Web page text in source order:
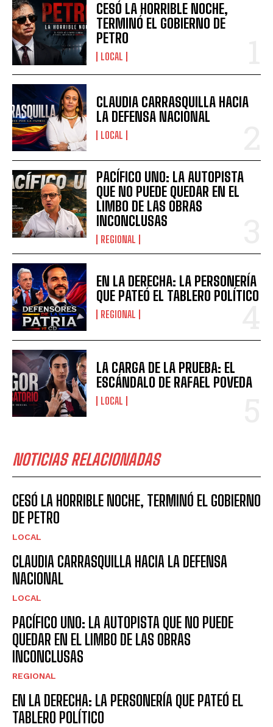
CESÓ LA HORRIBLE NOCHE,
TERMINÓ EL GOBIERNO DE
PETRO
LOCAL
CLAUDIA CARRASQUILLA HACIA
LA DEFENSA NACIONAL
LOCAL
PACÍFICO UNO: LA AUTOPISTA
QUE NO PUEDE QUEDAR EN EL
LIMBO DE LAS OBRAS
INCONCLUSAS
REGIONAL
EN LA DERECHA: LA PERSONERÍA
QUE PATEÓ EL TABLERO POLÍTICO
REGIONAL
LA CARGA DE LA PRUEBA: EL
ESCÁNDALO DE RAFAEL POVEDA
LOCAL
NOTICIAS RELACIONADAS
CESÓ LA HORRIBLE NOCHE, TERMINÓ EL GOBIERNO
DE PETRO
LOCAL
CLAUDIA CARRASQUILLA HACIA LA DEFENSA
NACIONAL
LOCAL
PACÍFICO UNO: LA AUTOPISTA QUE NO PUEDE
QUEDAR EN EL LIMBO DE LAS OBRAS
INCONCLUSAS
REGIONAL
EN LA DERECHA: LA PERSONERÍA QUE PATEÓ EL
TABLERO POLÍTICO